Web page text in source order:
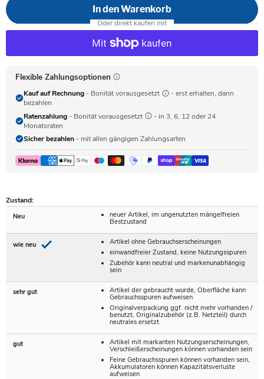
In den Warenkorb
Flexible Zahlungsoptionen
Kauf auf Rechnung - Bonität vorausgesetzt
- erst erhalten, dann
bezahlen
Ratenzahlung - Bonität vorausgesetzt
- in 3, 6, 12 oder 24
Monatsraten
Sicher bezahlen - mit allen gängigen Zahlungsarten
Zustand:
Neu
neuer Artikel, im ungenutzten mängelfreien
Bestzustand
wie neu
Artikel ohne Gebrauchserscheinungen
einwandfreier Zustand, keine Nutzungsspuren
Zubehör kann neutral und markenunabhängig
sein
sehr gut
Artikel der gebraucht wurde, Oberfläche kann
Gebrauchsspuren aufweisen
Originalverpackung ggf. nicht mehr vorhanden /
benutzt, Originalzubehör (z.B. Netzteil) durch
neutrales ersetzt
gut
Artikel mit markanten Nutzungserscheinungen,
Verschleißerscheinungen können vorhanden sein
Feine Gebrauchsspuren können vorhanden sein,
Akkumulatoren können Kapazitätsverluste
aufweisen